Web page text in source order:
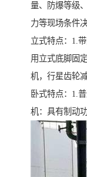
量、防爆等级
力等现场条件决
立式特点：1.
用立式底脚固
机，行星齿轮
卧式特点：1.
机：具有制动